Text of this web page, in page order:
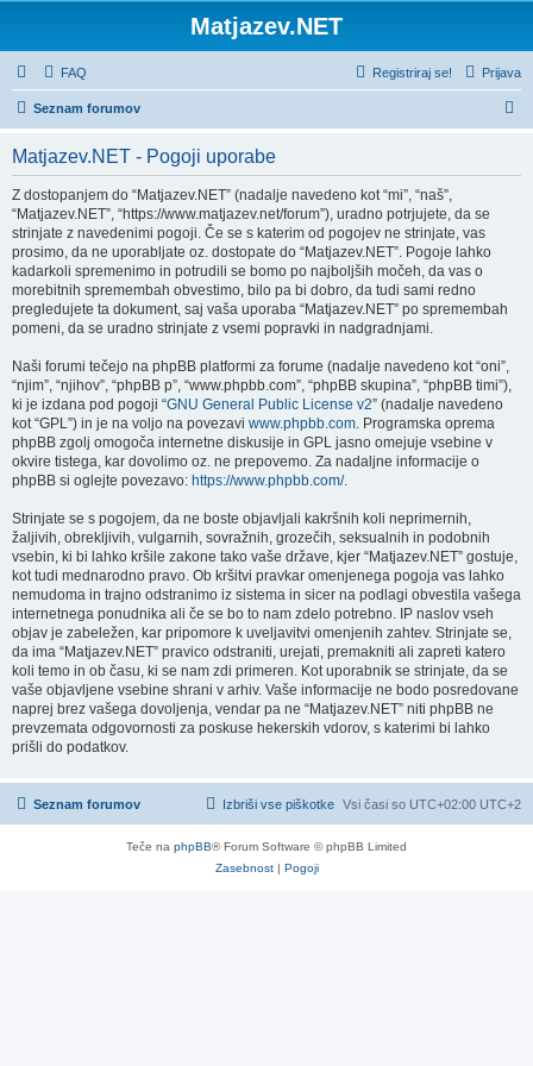
Matjazev.NET
FAQ Prijava
Registriraj se!
Seznam forumov
Matjazev.NET - Pogoji uporabe
Z dostopanjem do “Matjazev.NET” (nadalje navedeno kot “mi”, “naš”,
“Matjazev.NET”, “https://www.matjazev.net/forum”), uradno potrjujete, da se
strinjate z navedenimi pogoji. Če se s katerim od pogojev ne strinjate, vas
prosimo, da ne uporabljate oz. dostopate do “Matjazev.NET”. Pogoje lahko
kadarkoli spremenimo in potrudili se bomo po najboljših močeh, da vas o
morebitnih spremembah obvestimo, bilo pa bi dobro, da tudi sami redno
pregledujete ta dokument, saj vaša uporaba “Matjazev.NET” po spremembah
pomeni, da se uradno strinjate z vsemi popravki in nadgradnjami.
Naši forumi tečejo na phpBB platformi za forume (nadalje navedeno kot “oni”,
“njim”, “njihov”, “phpBB p”, “www.phpbb.com”, “phpBB skupina”, “phpBB timi”),
ki je izdana pod pogoji “GNU General Public License v2” (nadalje navedeno
kot “GPL”) in je na voljo na povezavi www.phpbb.com. Programska oprema
phpBB zgolj omogoča internetne diskusije in GPL jasno omejuje vsebine v
okvire tistega, kar dovolimo oz. ne prepovemo. Za nadaljne informacije o
phpBB si oglejte povezavo: https://www.phpbb.com/.
Strinjate se s pogojem, da ne boste objavljali kakršnih koli neprimernih,
žaljivih, obrekljivih, vulgarnih, sovražnih, grozečih, seksualnih in podobnih
vsebin, ki bi lahko kršile zakone tako vaše države, kjer “Matjazev.NET” gostuje,
kot tudi mednarodno pravo. Ob kršitvi pravkar omenjenega pogoja vas lahko
nemudoma in trajno odstranimo iz sistema in sicer na podlagi obvestila vašega
internetnega ponudnika ali če se bo to nam zdelo potrebno. IP naslov vseh
objav je zabeležen, kar pripomore k uveljavitvi omenjenih zahtev. Strinjate se,
da ima “Matjazev.NET” pravico odstraniti, urejati, premakniti ali zapreti katero
koli temo in ob času, ki se nam zdi primeren. Kot uporabnik se strinjate, da se
vaše objavljene vsebine shrani v arhiv. Vaše informacije ne bodo posredovane
naprej brez vašega dovoljenja, vendar pa ne “Matjazev.NET” niti phpBB ne
prevzemata odgovornosti za poskuse hekerskih vdorov, s katerimi bi lahko
prišli do podatkov.
Seznam forumov Vsi časi so UTC+02:00 UTC+2
Izbriši vse piškotke
Teče na phpBB® Forum Software © phpBB Limited
Zasebnost| Pogoji